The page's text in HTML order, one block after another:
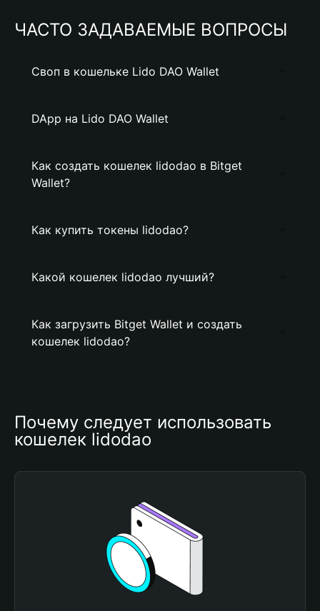
ЧАСТО ЗАДАВАЕМЫЕ ВОПРОСЫ
Своп в кошельке Lido DAO Wallet
DApp на Lido DAO Wallet
Как создать кошелек lidodao в Bitget
Wallet?
Как купить токены lidodao?
Какой кошелек lidodao лучший?
Как загрузить Bitget Wallet и создать
кошелек lidodao?
Почему следует использовать
кошелек lidodao